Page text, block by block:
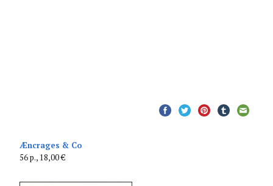
Æncrages & Co
56 p., 18,00 €